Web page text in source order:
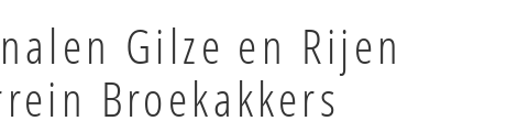
Gilze en Rijen
Broekakkers